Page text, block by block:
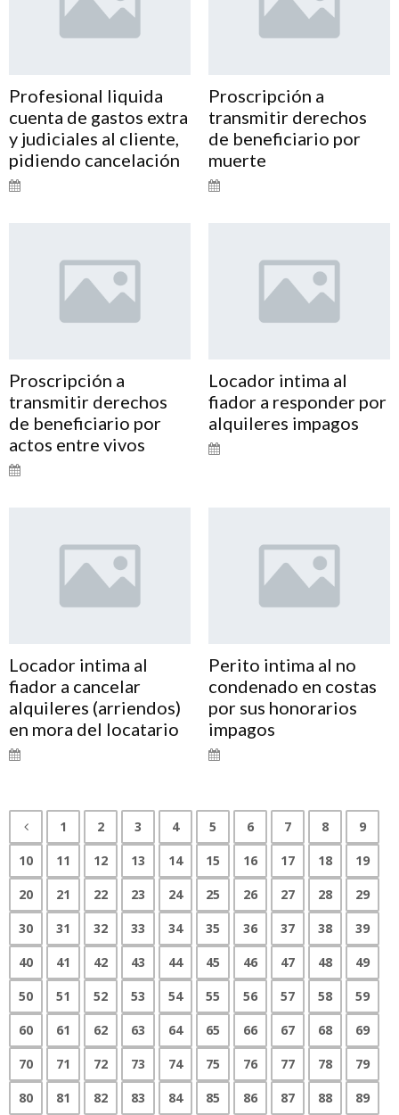
Profesional liquida
cuenta de gastos extra
y judiciales al cliente,
pidiendo cancelación
Proscripción a
transmitir derechos
de beneficiario por
muerte
Proscripción a
transmitir derechos
de beneficiario por
actos entre vivos
Locador intima al
fiador a responder por
alquileres impagos
Locador intima al
fiador a cancelar
alquileres (arriendos)
en mora del locatario
Perito intima al no
condenado en costas
por sus honorarios
impagos
1 2 3 4 5 6 7 8
9
10
11 12 13 14 15 16 17 18
19
20
21 22 23 24 25 26 27 28
29
30
31 32 33 34 35 36 37 38
39
40
41 42 43 44 45 46 47 48
49
50
51 52 53 54 55 56 57 58
59
60
61 62 63 64 65 66 67 68
69
70
71 72 73 74 75 76 77 78
79
80
81 82 83 84 85 86 87 88 89